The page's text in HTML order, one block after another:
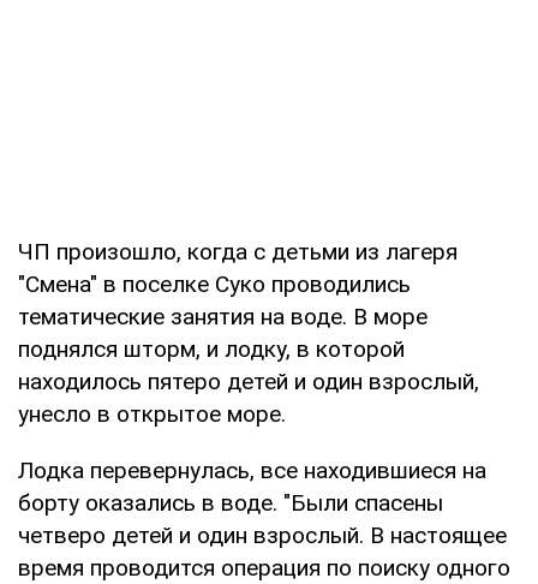
ЧП произошло, когда с детьми из лагеря
"Смена" в поселке Суко проводились
тематические занятия на воде. В море
поднялся шторм, и лодку, в которой
находилось пятеро детей и один взрослый,
унесло в открытое море.
Лодка перевернулась, все находившиеся на
борту оказались в воде. "Были спасены
четверо детей и один взрослый. В настоящее
время проводится операция по поиску одного